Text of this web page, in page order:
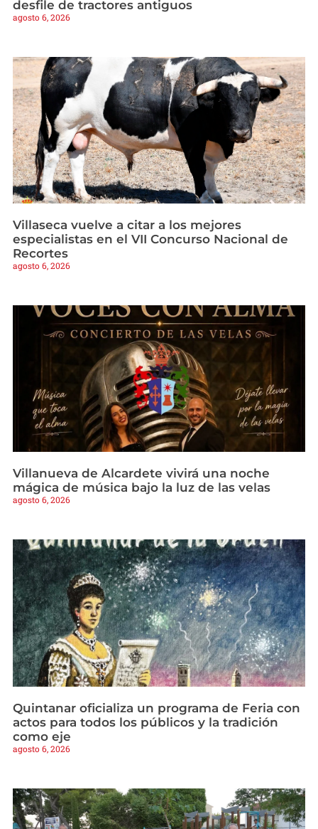
desfile de tractores antiguos
agosto 6, 2026
Villaseca vuelve a citar a los mejores
especialistas en el VII Concurso Nacional de
Recortes
agosto 6, 2026
Villanueva de Alcardete vivirá una noche
mágica de música bajo la luz de las velas
agosto 6, 2026
Quintanar oficializa un programa de Feria con
actos para todos los públicos y la tradición
como eje
agosto 6, 2026